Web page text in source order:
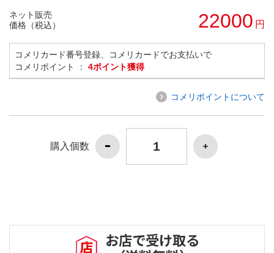
ネット販売
価格（税込）
22000 円
コメリカード番号登録、コメリカードでお支払いで
コメリポイント ： 4ポイント獲得
コメリポイントについて
購入個数
お店で受け取る